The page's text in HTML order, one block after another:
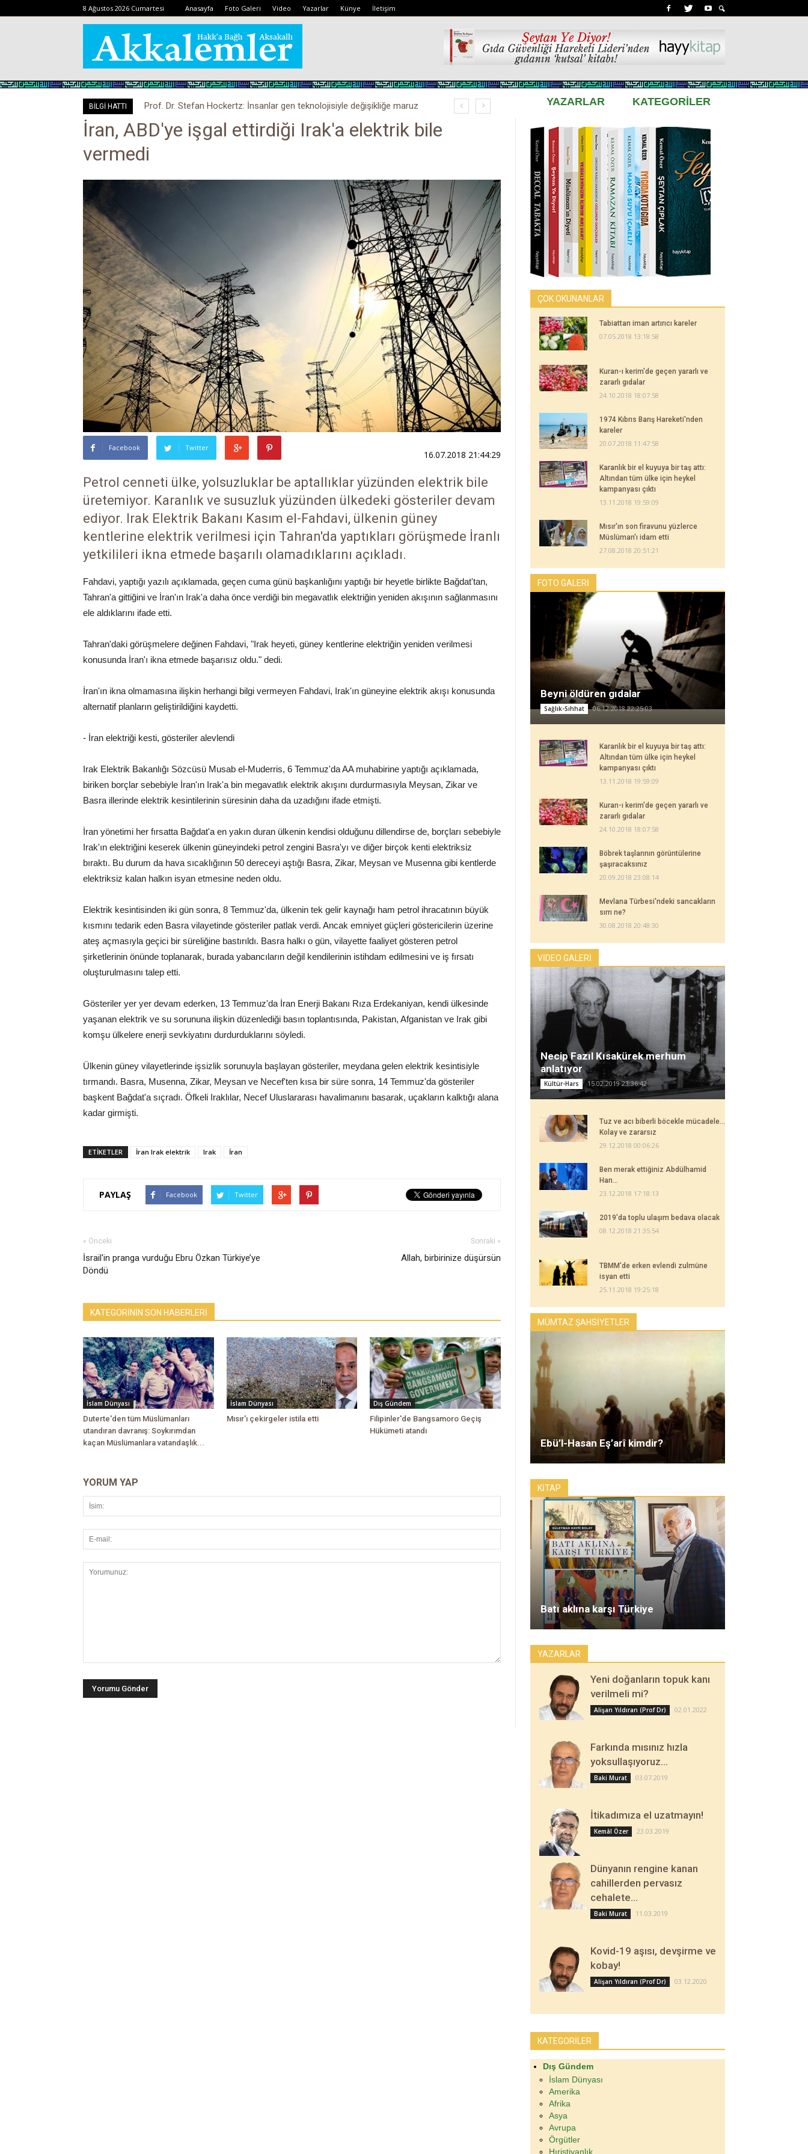
8 Ağustos 2026 Cumartesi Anasayfa Foto Galeri Video Yazarlar Künye İletişim
BİLGİ HATTI
Prof. Dr. Stefan Hockertz: İnsanlar gen teknolojisiyle değişikliğe maruz
kalabilir
YAZARLAR KATEGORİLER
İran, ABD'ye işgal ettirdiği Irak'a elektrik bile
vermedi
Facebook Twitter
16.07.2018 21:44:29
Petrol cenneti ülke, yolsuzluklar be aptallıklar yüzünden elektrik bile
üretemiyor. Karanlık ve susuzluk yüzünden ülkedeki gösteriler devam
ediyor. Irak Elektrik Bakanı Kasım el-Fahdavi, ülkenin güney
kentlerine elektrik verilmesi için Tahran'da yaptıkları görüşmede İranlı
yetkilileri ikna etmede başarılı olamadıklarını açıkladı.
Fahdavi, yaptığı yazılı açıklamada, geçen cuma günü başkanlığını yaptığı bir heyetle birlikte Bağdat'tan,
Tahran'a gittiğini ve İran'ın Irak'a daha önce verdiği bin megavatlık elektriğin yeniden akışının sağlanmasını
ele aldıklarını ifade etti.
Tahran'daki görüşmelere değinen Fahdavi, "Irak heyeti, güney kentlerine elektriğin yeniden verilmesi
konusunda İran'ı ikna etmede başarısız oldu." dedi.
İran'ın ikna olmamasına ilişkin herhangi bilgi vermeyen Fahdavi, Irak'ın güneyine elektrik akışı konusunda
alternatif planların geliştirildiğini kaydetti.
- İran elektriği kesti, gösteriler alevlendi
Irak Elektrik Bakanlığı Sözcüsü Musab el-Muderris, 6 Temmuz'da AA muhabirine yaptığı açıklamada,
biriken borçlar sebebiyle İran'ın Irak'a bin megavatlık elektrik akışını durdurmasıyla Meysan, Zikar ve
Basra illerinde elektrik kesintilerinin süresinin daha da uzadığını ifade etmişti.
İran yönetimi her fırsatta Bağdat'a en yakın duran ülkenin kendisi olduğunu dillendirse de, borçları sebebiyle
Irak'ın elektriğini keserek ülkenin güneyindeki petrol zengini Basra'yı ve diğer birçok kenti elektriksiz
bıraktı. Bu durum da hava sıcaklığının 50 dereceyi aştığı Basra, Zikar, Meysan ve Musenna gibi kentlerde
elektriksiz kalan halkın isyan etmesine neden oldu.
Elektrik kesintisinden iki gün sonra, 8 Temmuz'da, ülkenin tek gelir kaynağı ham petrol ihracatının büyük
kısmını tedarik eden Basra vilayetinde gösteriler patlak verdi. Ancak emniyet güçleri göstericilerin üzerine
ateş açmasıyla geçici bir süreliğine bastırıldı. Basra halkı o gün, vilayette faaliyet gösteren petrol
şirketlerinin önünde toplanarak, burada yabancıların değil kendilerinin istihdam edilmesini ve iş fırsatı
oluşturulmasını talep etti.
Gösteriler yer yer devam ederken, 13 Temmuz'da İran Enerji Bakanı Rıza Erdekaniyan, kendi ülkesinde
yaşanan elektrik ve su sorununa ilişkin düzenlediği basın toplantısında, Pakistan, Afganistan ve Irak gibi
komşu ülkelere enerji sevkiyatını durdurduklarını söyledi.
Ülkenin güney vilayetlerinde işsizlik sorunuyla başlayan gösteriler, meydana gelen elektrik kesintisiyle
tırmandı. Basra, Musenna, Zikar, Meysan ve Necef'ten kısa bir süre sonra, 14 Temmuz'da gösteriler
başkent Bağdat'a sıçradı. Öfkeli Iraklılar, Necef Uluslararası havalimanını basarak, uçakların kalktığı alana
kadar girmişti.
ETİKETLER İran Irak elektrik Irak İran
PAYLAŞ Facebook Twitter
« Önceki
İsrail'in pranga vurduğu Ebru Özkan Türkiye’ye
Döndü
Sonraki »
Allah, birbirinize düşürsün
KATEGORİNİN SON HABERLERİ
İslam Dünyası
Duterte'den tüm Müslümanları
utandıran davranış: Soykırımdan
kaçan Müslümanlara vatandaşlık...
İslam Dünyası
Mısır'ı çekirgeler istila etti
Dış Gündem
Filipinler'de Bangsamoro Geçiş
Hükümeti atandı
YORUM YAP
ÇOK OKUNANLAR
Tabiattan iman artırıcı kareler
07.05.2018 13:18:58
Kuran-ı kerim'de geçen yararlı ve
zararlı gıdalar
24.10.2018 18:07:58
1974 Kıbrıs Barış Hareketi'nden
kareler
20.07.2018 11:47:58
Karanlık bir el kuyuya bir taş attı:
Altından tüm ülke için heykel
kampanyası çıktı
13.11.2018 19:59:09
Mısır'ın son firavunu yüzlerce
Müslüman'ı idam etti
27.08.2018 20:51:21
FOTO GALERİ
Beyni öldüren gıdalar
Sağlık-Sıhhat 06.12.2018 22:25:03
Karanlık bir el kuyuya bir taş attı:
Altından tüm ülke için heykel
kampanyası çıktı
13.11.2018 19:59:09
Kuran-ı kerim'de geçen yararlı ve
zararlı gıdalar
24.10.2018 18:07:58
Böbrek taşlarının görüntülerine
şaşıracaksınız
20.09.2018 23:08:14
Mevlana Türbesi'ndeki sancakların
sırrı ne?
30.08.2018 20:48:30
VİDEO GALERİ
Necip Fazıl Kısakürek merhum
anlatıyor
Kültür-Hars 15.02.2019 23:36:42
Tuz ve acı biberli böcekle mücadele...
Kolay ve zararsız
29.12.2018 00:06:26
Ben merak ettiğiniz Abdülhamid
Han...
23.12.2018 17:18:13
2019'da toplu ulaşım bedava olacak
08.12.2018 21:35:54
TBMM'de erken evlendi zulmüne
isyan etti
25.11.2018 19:25:18
MÜMTAZ ŞAHSİYETLER
Ebü’l-Hasan Eş’arî kimdir?
KİTAP
Batı aklına karşı Türkiye
YAZARLAR
Yeni doğanların topuk kanı
verilmeli mi?
Alişan Yıldıran (Prof Dr) 02.01.2022
Farkında mısınız hızla
yoksullaşıyoruz…
Baki Murat 03.07.2019
İtikadımıza el uzatmayın!
Kemâl Özer 23.03.2019
Dünyanın rengine kanan
cahillerden pervasız
cehalete…
Baki Murat 11.03.2019
Kovid-19 aşısı, devşirme ve
kobay!
Alişan Yıldıran (Prof Dr) 03.12.2020
KATEGORİLER
Dış Gündem
İslam Dünyası
Amerika
Afrika
Asya
Avrupa
Örgütler
Hıristiyanlık